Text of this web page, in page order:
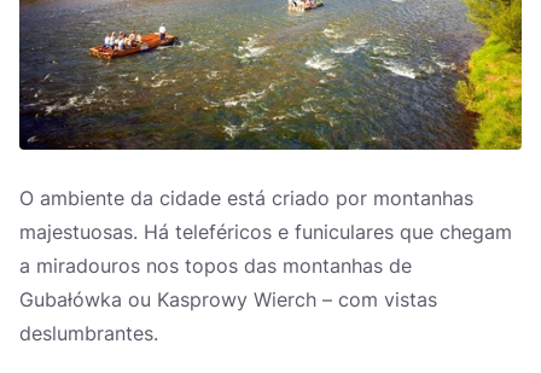
O ambiente da cidade está criado por montanhas
majestuosas. Há teleféricos e funiculares que chegam
a miradouros nos topos das montanhas de
Gubałówka ou Kasprowy Wierch – com vistas
deslumbrantes.